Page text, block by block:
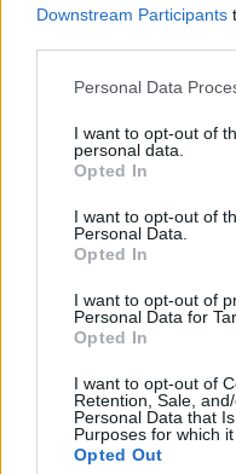
Downstream Participants
Please note that this
not limited to your visit or
grant or deny consent to
use your data for below
consent section.
Personal Data
I want to opt-out of
personal data.
Opted In
I want to opt-out of
Personal Data.
Opted In
I want to opt-out of
Personal Data for
Opted In
I want to opt-out of
Retention, Sale,
Personal Data that
Purposes for which it
Opted Out
BMW: Αντιδράσεις
οθόνες των οχημάτων